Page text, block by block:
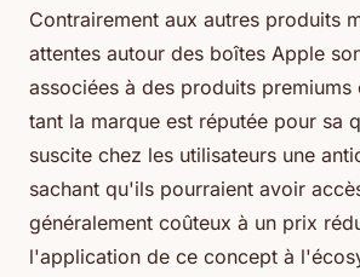
Contrairement aux autres produits
attentes autour des boîtes Apple
associées à des produits premiums
tant la marque est réputée pour sa
suscite chez les utilisateurs une
sachant qu'ils pourraient avoir
généralement coûteux à un prix
l'application de ce concept à